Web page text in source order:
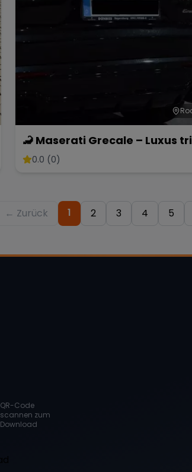
🦂 Maserati Grecale – Luxus
Performance 🔥
0.0 (0)
← Zurück 1 2 3 4 5
QR-Code
scannen zum
Download